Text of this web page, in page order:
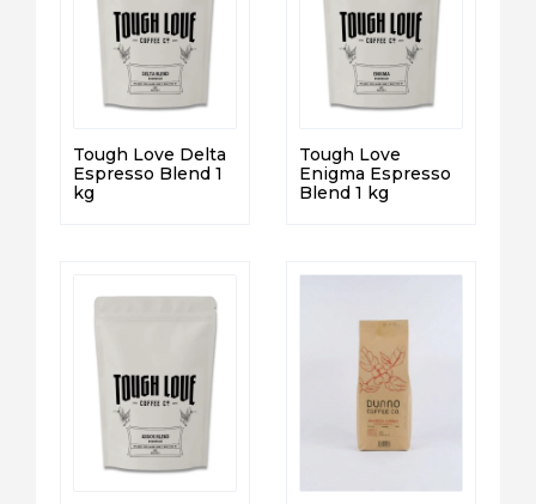
Tough Love Delta
Espresso Blend 1
kg
Tough Love
Enigma Espresso
Blend 1 kg